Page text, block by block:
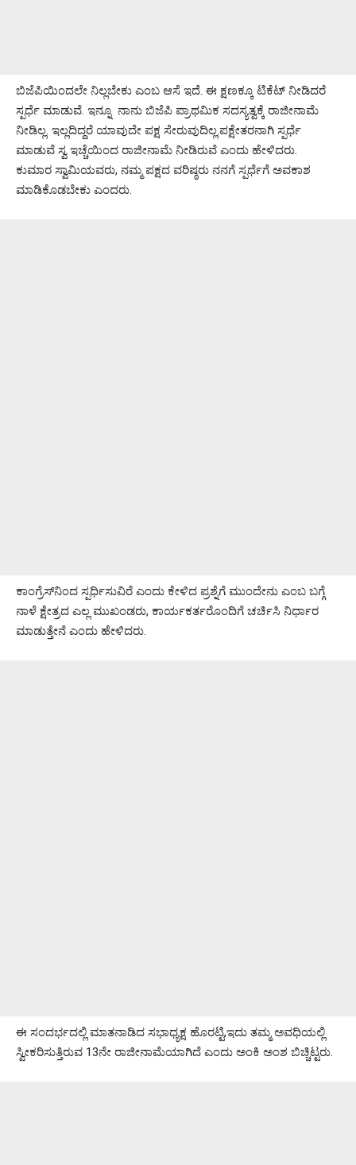
ಬಿಜೆಪಿಯಿಂದಲೇ ನಿಲ್ಲಬೇಕು ಎಂಬ ಆಸೆ ಇದೆ. ಈ ಕ್ಷಣಕ್ಕೂ ಟಿಕೆಟ್ ನೀಡಿದರೆ
ಸ್ಪರ್ಧೆ ಮಾಡುವೆ. ಇನ್ನೂ ನಾನು ಬಿಜೆಪಿ ಪ್ರಾಥಮಿಕ ಸದಸ್ಯತ್ವಕ್ಕೆ ರಾಜೀನಾಮೆ
ನೀಡಿಲ್ಲ. ಇಲ್ಲದಿದ್ದರೆ ಯಾವುದೇ ಪಕ್ಷ ಸೇರುವುದಿಲ್ಲ.ಪಕ್ಷೇತರನಾಗಿ ಸ್ಪರ್ಧೆ
ಮಾಡುವೆ ಸ್ವ ಇಚ್ಚೆಯಿಂದ ರಾಜೀನಾಮೆ ನೀಡಿರುವೆ ಎಂದು ಹೇಳಿದರು.
ಕುಮಾರ ಸ್ವಾಮಿಯವರು, ನಮ್ಮ ಪಕ್ಷದ ವರಿಷ್ಠರು ನನಗೆ ಸ್ಪರ್ಧೆಗೆ ಅವಕಾಶ
ಮಾಡಿಕೊಡಬೇಕು ಎಂದರು.
ಕಾಂಗ್ರೆಸ್‌ನಿಂದ ಸ್ಪರ್ಧಿಸುವಿರೆ ಎಂದು ಕೇಳಿದ ಪ್ರಶ್ನೆಗೆ ಮುಂದೇನು ಎಂಬ ಬಗ್ಗೆ
ನಾಳೆ ಕ್ಷೇತ್ರದ ಎಲ್ಲ ಮುಖಂಡರು, ಕಾರ್ಯಕರ್ತರೊಂದಿಗೆ ಚರ್ಚಿಸಿ ನಿರ್ಧಾರ
ಮಾಡುತ್ತೇನೆ ಎಂದು ಹೇಳಿದರು.
ಈ ಸಂದರ್ಭದಲ್ಲಿ ಮಾತನಾಡಿದ ಸಭಾಧ್ಯಕ್ಷ ಹೊರಟ್ಟಿ,ಇದು ತಮ್ಮ ಅವಧಿಯಲ್ಲಿ
ಸ್ವೀಕರಿಸುತ್ತಿರುವ 13ನೇ ರಾಜೀನಾಮೆಯಾಗಿದೆ ಎಂದು ಅಂಕಿ ಅಂಶ ಬಿಚ್ಚಿಟ್ಟರು.